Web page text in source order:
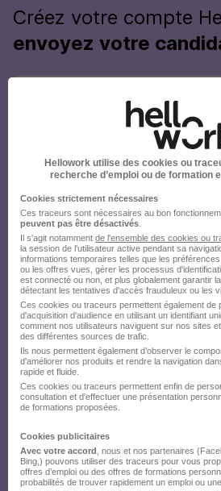
Créez votre compte
envoyez votre
Hellowork utilise des cookies ou
recherche d’emploi ou de formation
Cookies strictement nécessaires
Ces traceurs sont nécessaires au bon
peuvent pas être désactivés
Il s'agit notamment de l'ensemble des cookies ou
la session de l'utilisateur active pendant sa
informations temporaires telles que les
ou les offres vues, gérer les processus
est connecté ou non, et plus globalement garantir
détectant les tentatives d'accès frauduleux ou les
Ces cookies ou traceurs permettent également de
d'acquisition d'audience en utilisant un identifiant
comment nos utilisateurs naviguent sur nos sites
des différentes sources de trafic.
Ils nous permettent également d’observer le
d'améliorer nos produits et rendre la navigation
rapide et fluide.
Ces cookies ou traceurs permettent enfin de
consultation et d'effectuer une présentation
de formations proposées.
Cookies publicitaires
Avec votre accord , nous et nos partenaires
Bing,) pouvons utiliser des traceurs pour vous
offres d’emploi ou des offres de formations
probabilités de trouver rapidement un emploi ou